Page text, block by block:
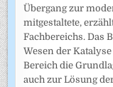
Übergang zur
mitgestaltete,
Fachbereichs. Das
Wesen der
Bereich die
auch zur Lösung